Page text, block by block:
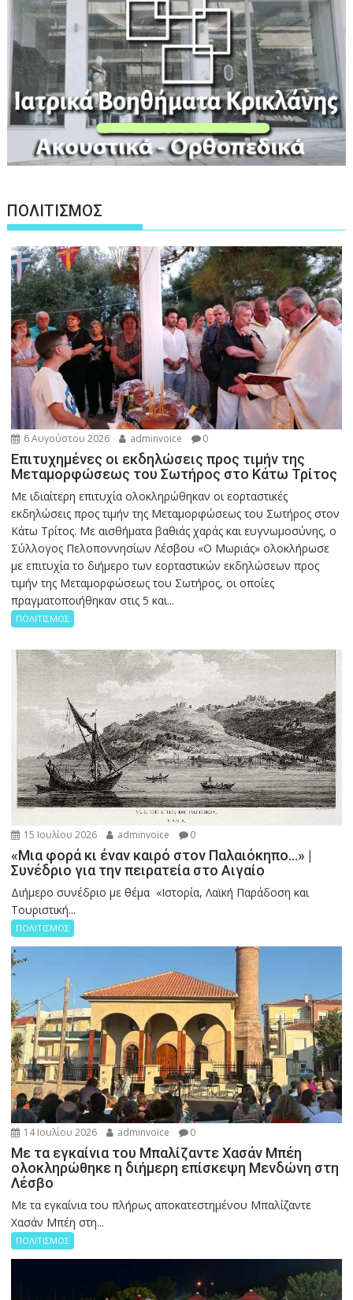
ΠΟΛΙΤΙΣΜΟΣ
6 Αυγούστου 2026 adminvoice 0
Επιτυχημένες οι εκδηλώσεις προς τιμήν της
Μεταμορφώσεως του Σωτήρος στο Κάτω Τρίτος
Με ιδιαίτερη επιτυχία ολοκληρώθηκαν οι εορταστικές
εκδηλώσεις προς τιμήν της Μεταμορφώσεως του Σωτήρος στον
Κάτω Τρίτος. Με αισθήματα βαθιάς χαράς και ευγνωμοσύνης, ο
Σύλλογος Πελοποννησίων Λέσβου «Ο Μωριάς» ολοκλήρωσε
με επιτυχία το διήμερο των εορταστικών εκδηλώσεων προς
τιμήν της Μεταμορφώσεως του Σωτήρος, οι οποίες
πραγματοποιήθηκαν στις 5 και...
ΠΟΛΙΤΙΣΜΟΣ
15 Ιουλίου 2026 adminvoice 0
«Μια φορά κι έναν καιρό στον Παλαιόκηπο…» |
Συνέδριο για την πειρατεία στο Αιγαίο
Διήμερο συνέδριο με θέμα «Ιστορία, Λαϊκή Παράδοση και
Τουριστική...
ΠΟΛΙΤΙΣΜΟΣ
14 Ιουλίου 2026 adminvoice 0
Με τα εγκαίνια του Μπαλίζαντε Χασάν Μπέη
ολοκληρώθηκε η διήμερη επίσκεψη Μενδώνη στη
Λέσβο
Με τα εγκαίνια του πλήρως αποκατεστημένου Μπαλίζαντε
Χασάν Μπέη στη...
ΠΟΛΙΤΙΣΜΟΣ